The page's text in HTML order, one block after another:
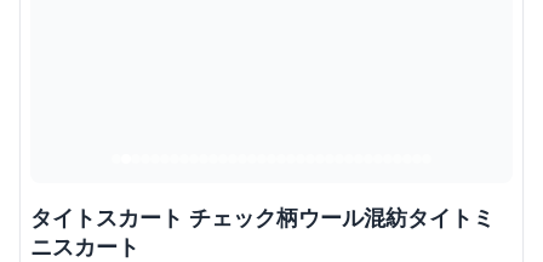
タイトスカート チェック柄ウール混紡タイトミ
ニスカート